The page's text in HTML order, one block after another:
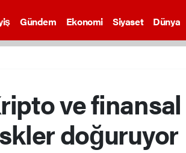
Gündem Ekonomi Siyaset Dünya
ve
doğuruyor